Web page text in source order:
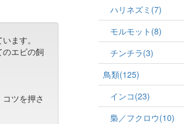
ます。
エビの飼
ツを押さ
ハリネズミ(7)
モルモット(8)
チンチラ(3)
鳥類(125)
インコ(23)
梟／フクロウ(10)